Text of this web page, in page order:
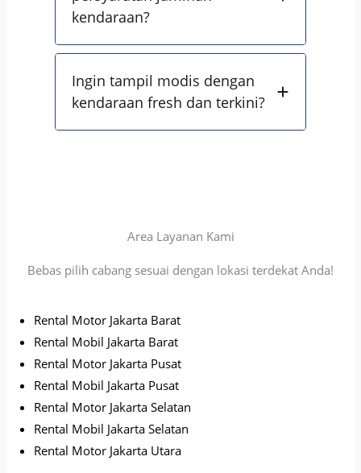
kendaraan?
Ingin tampil modis dengan
kendaraan fresh dan terkini?
Area Layanan Kami
Bebas pilih cabang sesuai dengan lokasi terdekat Anda!
Rental Motor Jakarta Barat
Rental Mobil Jakarta Barat
Rental Motor Jakarta Pusat
Rental Mobil Jakarta Pusat
Rental Motor Jakarta Selatan
Rental Mobil Jakarta Selatan
Rental Motor Jakarta Utara